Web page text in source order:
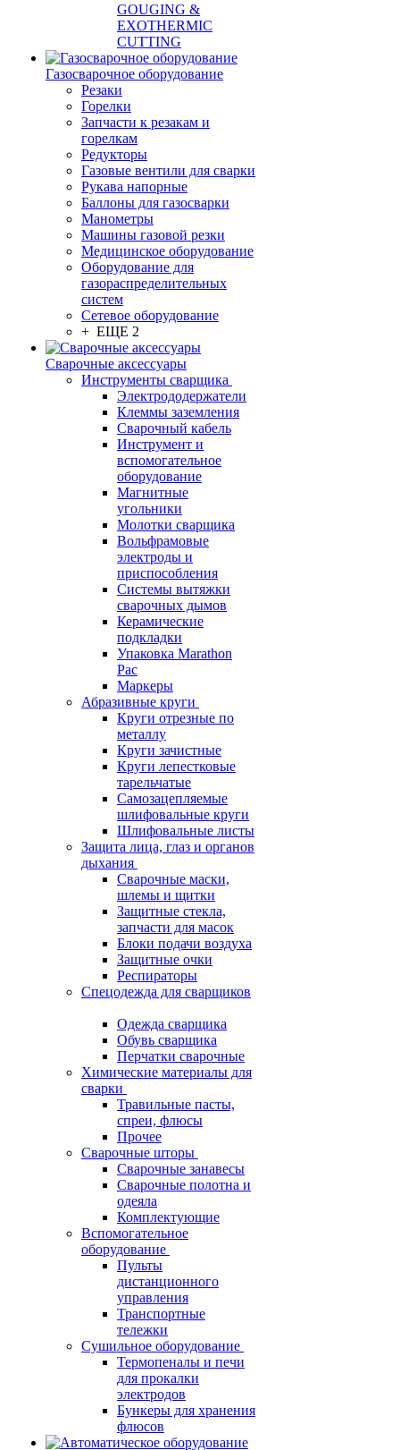
GOUGING &
EXOTHERMIC
CUTTING
Газосварочное оборудование
Резаки
Горелки
Запчасти к резакам и
горелкам
Редукторы
Газовые вентили для сварки
Рукава напорные
Баллоны для газосварки
Манометры
Машины газовой резки
Медицинское оборудование
Оборудование для
газораспределительных
систем
Сетевое оборудование
+ ЕЩЕ 2
Сварочные аксессуары
Инструменты сварщика
Электрододержатели
Клеммы заземления
Сварочный кабель
Инструмент и
вспомогательное
оборудование
Магнитные
угольники
Молотки сварщика
Вольфрамовые
электроды и
приспособления
Системы вытяжки
сварочных дымов
Керамические
подкладки
Упаковка Marathon
Pac
Маркеры
Абразивные круги
Круги отрезные по
металлу
Круги зачистные
Круги лепестковые
тарельчатые
Самозацепляемые
шлифовальные круги
Шлифовальные листы
Защита лица, глаз и органов
дыхания
Сварочные маски,
шлемы и щитки
Защитные стекла,
запчасти для масок
Блоки подачи воздуха
Защитные очки
Респираторы
Спецодежда для сварщиков
Одежда сварщика
Обувь сварщика
Перчатки сварочные
Химические материалы для
сварки
Травильные пасты,
спреи, флюсы
Прочее
Сварочные шторы
Сварочные занавесы
Сварочные полотна и
одеяла
Комплектующие
Вспомогательное
оборудование
Пульты
дистанционного
управления
Транспортные
тележки
Сушильное оборудование
Термопеналы и печи
для прокалки
электродов
Бункеры для хранения
флюсов